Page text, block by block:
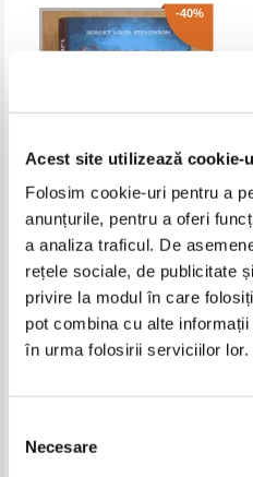
Acest site utilizează cookie-
Folosim cookie-uri pentru a
anunțurile, pentru a oferi
a analiza traficul. De
rețele sociale, de publicitate
privire la modul în care
pot combina cu alte
în urma folosirii serviciilor lor.
consimțământului
Necesare
-40%
Robert Louis Stevenson -
Comoara din insula
Pret:
10,00Lei 6,00
Adaugă în coș